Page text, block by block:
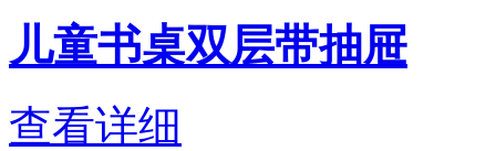
儿童书桌双层带抽屉
查看详细